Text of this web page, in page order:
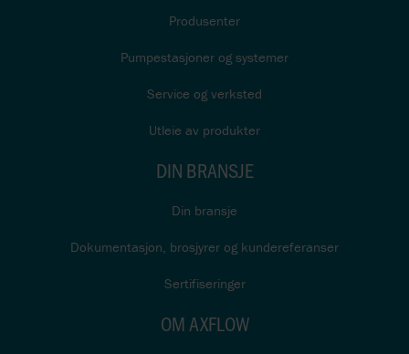
Produsenter
Pumpestasjoner og systemer
Service og verksted
Utleie av produkter
DIN BRANSJE
Din bransje
Dokumentasjon, brosjyrer og kundereferanser
Sertifiseringer
OM AXFLOW